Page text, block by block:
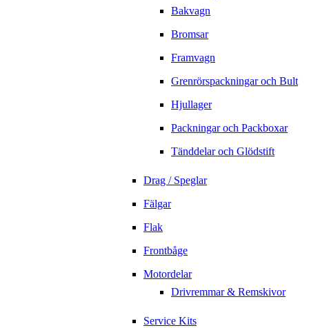
Bakvagn
Bromsar
Framvagn
Grenrörspackningar och Bult
Hjullager
Packningar och Packboxar
Tänddelar och Glödstift
Drag / Speglar
Fälgar
Flak
Frontbåge
Motordelar
Drivremmar & Remskivor
Service Kits